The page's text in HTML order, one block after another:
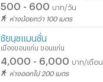
500 - 600 บาท/วัน
ห่างน้อยกว่า 100 เมตร
ชัยนุชแมนชั่น
เมืองขอนแก่น ขอนแก่น
4,000 - 6,000 บาท/เดือน
ห่างออกไป 200 เมตร